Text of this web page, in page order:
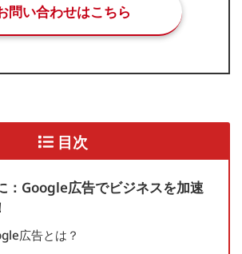
問い合わせはこちら
目次
：Google広告でビジネスを加速
広告とは？